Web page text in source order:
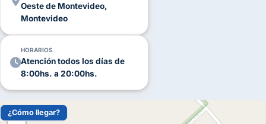
Si buscás unachacra en Montevideo
experiencia, elegancia y un servicio cálido que acompaña cada
etapa,Chacra Los Tiloses una gran opción para tu festejo.
Consultá disponibilidad y organizá tu evento con ellos.
Oeste de Montevideo,
Montevideo
HORARIOS
Atención todos los días de
8:00hs. a 20:00hs.
+
¿Cómo llegar?